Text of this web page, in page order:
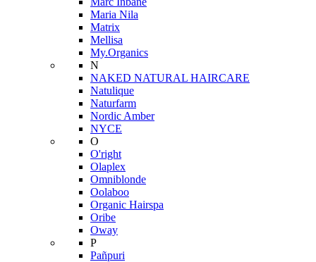
Maria Nila
Matrix
Mellisa
My.Organics
N
NAKED NATURAL HAIRCARE
Natulique
Naturfarm
Nordic Amber
NYCE
O
O'right
Olaplex
Omniblonde
Oolaboo
Organic Hairspa
Oribe
Oway
P
Pañpuri